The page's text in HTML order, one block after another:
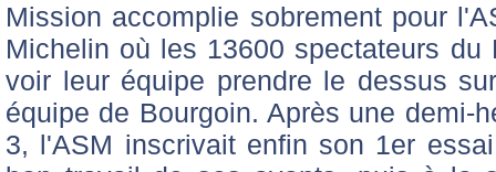
Mission accomplie sobrement pour
Michelin où les 13600 spectateurs
voir leur équipe prendre le dessus
équipe de Bourgoin. Après une demi-
3, l'ASM inscrivait enfin son 1er